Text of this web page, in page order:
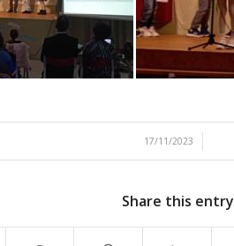
17/11/2023
/
Share this entry